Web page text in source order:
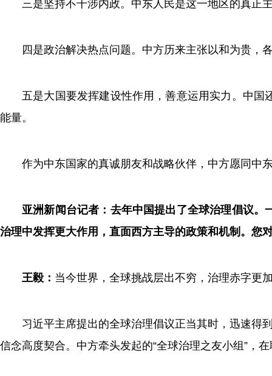
三是坚持不干涉内政。中东人民是这一地区的真正
四是政治解决热点问题。中方历来主张以和为贵，
五是大国要发挥建设性作用，善意运用实力。中
能量。
作为中东国家的真诚朋友和战略伙伴，中方愿同中
亚洲新闻台记者：去年中国提出了全球治理倡议
治理中发挥更大作用，直面西方主导的政策和机制。您
王毅： 当今世界，全球挑战层出不穷，治理赤字更
习近平主席提出的全球治理倡议正当其时，迅速得
信念高度契合。中方牵头发起的“全球治理之友小组”，